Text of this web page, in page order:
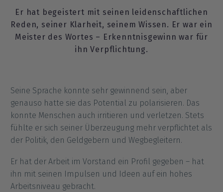
Er hat begeistert mit seinen leidenschaftlichen
Reden, seiner Klarheit, seinem Wissen. Er war ein
Meister des Wortes – Erkenntnisgewinn war für
ihn Verpflichtung.
Seine Sprache konnte sehr gewinnend sein, aber
genauso hatte sie das Potential zu polarisieren. Das
konnte Menschen auch irritieren und verletzen. Stets
fühlte er sich seiner Überzeugung mehr verpflichtet als
der Politik, den Geldgebern und Wegbegleitern.
Er hat der Arbeit im Vorstand ein Profil gegeben – hat
ihn mit seinen Impulsen und Ideen auf ein hohes
Arbeitsniveau gebracht.